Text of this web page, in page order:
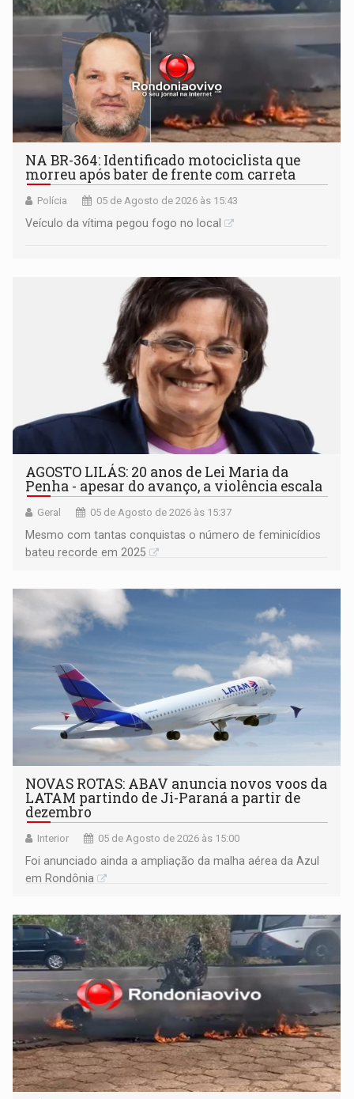
NA BR-364: Identificado motociclista que
morreu após bater de frente com carreta
Polícia 05 de Agosto de 2026 às 15:43
Veículo da vítima pegou fogo no local
AGOSTO LILÁS: 20 anos de Lei Maria da
Penha - apesar do avanço, a violência escala
Geral 05 de Agosto de 2026 às 15:37
Mesmo com tantas conquistas o número de feminicídios
bateu recorde em 2025
NOVAS ROTAS: ABAV anuncia novos voos da
LATAM partindo de Ji-Paraná a partir de
dezembro
Interior 05 de Agosto de 2026 às 15:00
Foi anunciado ainda a ampliação da malha aérea da Azul
em Rondônia